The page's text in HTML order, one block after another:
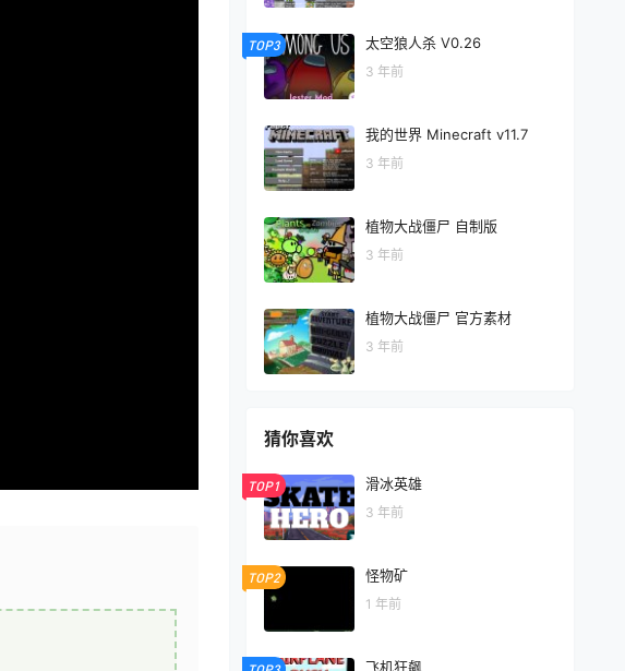
TOP3 太空狼人杀 V0.26
3 年前
我的世界 Minecraft v11.7
3 年前
植物大战僵尸 自制版
3 年前
植物大战僵尸 官方素材
3 年前
猜你喜欢
TOP1 滑冰英雄
3 年前
TOP2 怪物矿
1 年前
飞机狂飙